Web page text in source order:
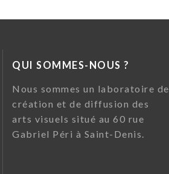
QUI SOMMES-NOUS ?
Nous sommes un laboratoire de
création et de diffusion des
arts visuels situé au 60 rue
Gabriel Péri à Saint-Denis.